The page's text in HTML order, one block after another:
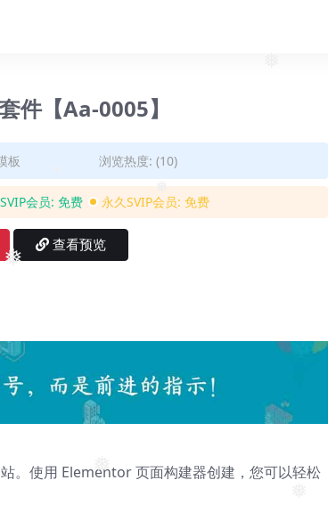
❅
❅
件【Aa-0005】
板 浏览热度: (10)
SVIP会员: 免费 永久SVIP会员: 免费
查看预览
。使用 Elementor 页面构建器创建，您可以轻松